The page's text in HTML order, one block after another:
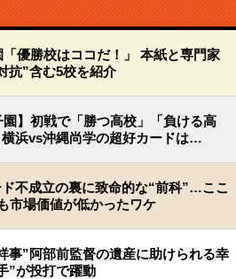
優勝校はココだ！」 本紙と専門家
抗”含む5校を紹介
園】初戦で「勝つ高校」「負ける高
浜vs沖縄尚学の超好カードは…
不成立の裏に致命的な“前科”…ここ
市場価値が低かったワケ
事”阿部前監督の遺産に助けられる幸
”が投打で躍動